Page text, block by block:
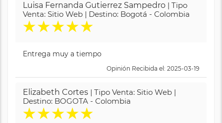
Luisa Fernanda Gutierrez Sampedro | Tipo
Venta: Sitio Web | Destino: Bogotá - Colombia
★★★★★
Entrega muy a tiempo
Opinión Recibida el: 2025-03-19
Elizabeth Cortes | Tipo Venta: Sitio Web |
Destino: BOGOTA - Colombia
★★★★★